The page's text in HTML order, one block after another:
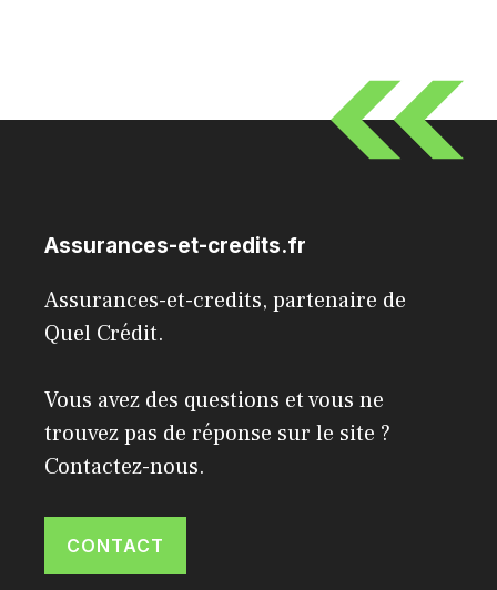
Assurances-et-credits.fr
Assurances-et-credits, partenaire de
Quel Crédit.
Vous avez des questions et vous ne
trouvez pas de réponse sur le site ?
Contactez-nous.
CONTACT